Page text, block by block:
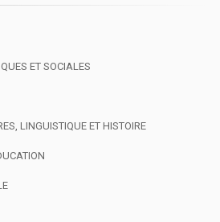
ET SOCIALES
LINGUISTIQUE ET HISTOIRE